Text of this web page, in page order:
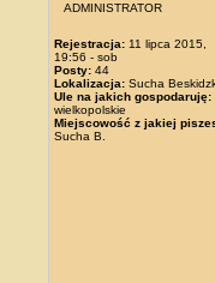
ADMINISTRATOR
Rejestracja: 11 lipca 2015,
19:56 - sob
Posty: 44
Lokalizacja: Sucha
Ule na jakich gospodaruję:
wielkopolskie
Miejscowość z jakiej
Sucha B.